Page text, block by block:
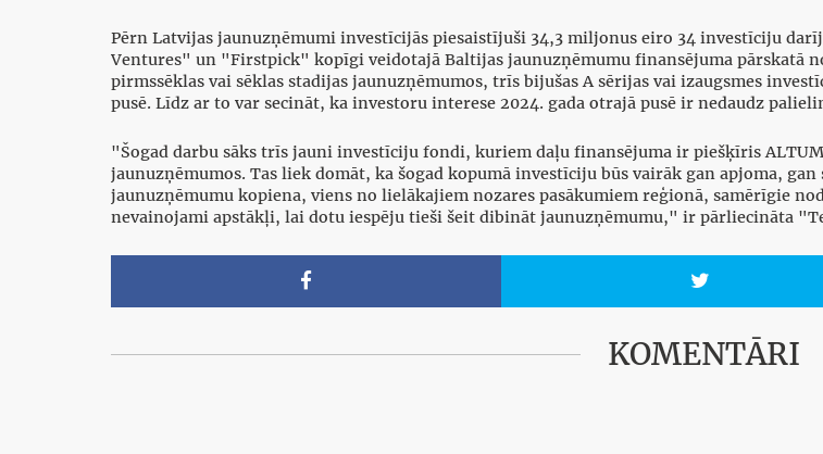
Pērn Latvijas jaunuzņēmumi investīcijās piesaistījuši 34,3 miljonus eiro 34 investīciju
Ventures" un "Firstpick" kopīgi veidotajā Baltijas jaunuzņēmumu finansējuma pārskatā
pirmssēklas vai sēklas stadijas jaunuzņēmumos, trīs bijušas A sērijas vai izaugsmes
pusē. Līdz ar to var secināt, ka investoru interese 2024. gada otrajā pusē ir nedaudz
"Šogad darbu sāks trīs jauni investīciju fondi, kuriem daļu finansējuma ir piešķīris
jaunuzņēmumos. Tas liek domāt, ka šogad kopumā investīciju būs vairāk gan apjoma,
jaunuzņēmumu kopiena, viens no lielākajiem nozares pasākumiem reģionā, samērīgie
nevainojami apstākļi, lai dotu iespēju tieši šeit dibināt jaunuzņēmumu," ir pārliecināta
 
KOMENTĀRI